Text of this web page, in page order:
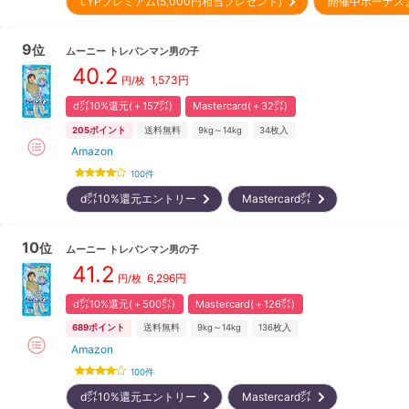
9位 ムーニー トレパンマン男の子
40.2 円/枚 1,573円
d㌽10%還元(＋157㌽) Mastercard(＋32㌽)
205ポイント 送料無料 9kg～14kg 34枚入
Amazon
100件
d㌽10%還元エントリー Mastercard㌽
10位 ムーニー トレパンマン男の子
41.2 円/枚 6,296円
d㌽10%還元(＋500㌽) Mastercard(＋126㌽)
689ポイント 送料無料 9kg～14kg 136枚入
Amazon
100件
d㌽10%還元エントリー Mastercard㌽